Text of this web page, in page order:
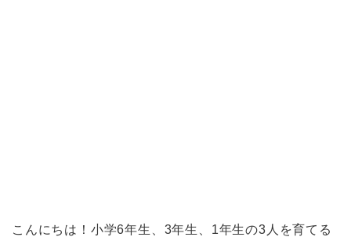
こんにちは！小学6年生、3年生、1年生の3人を育てる